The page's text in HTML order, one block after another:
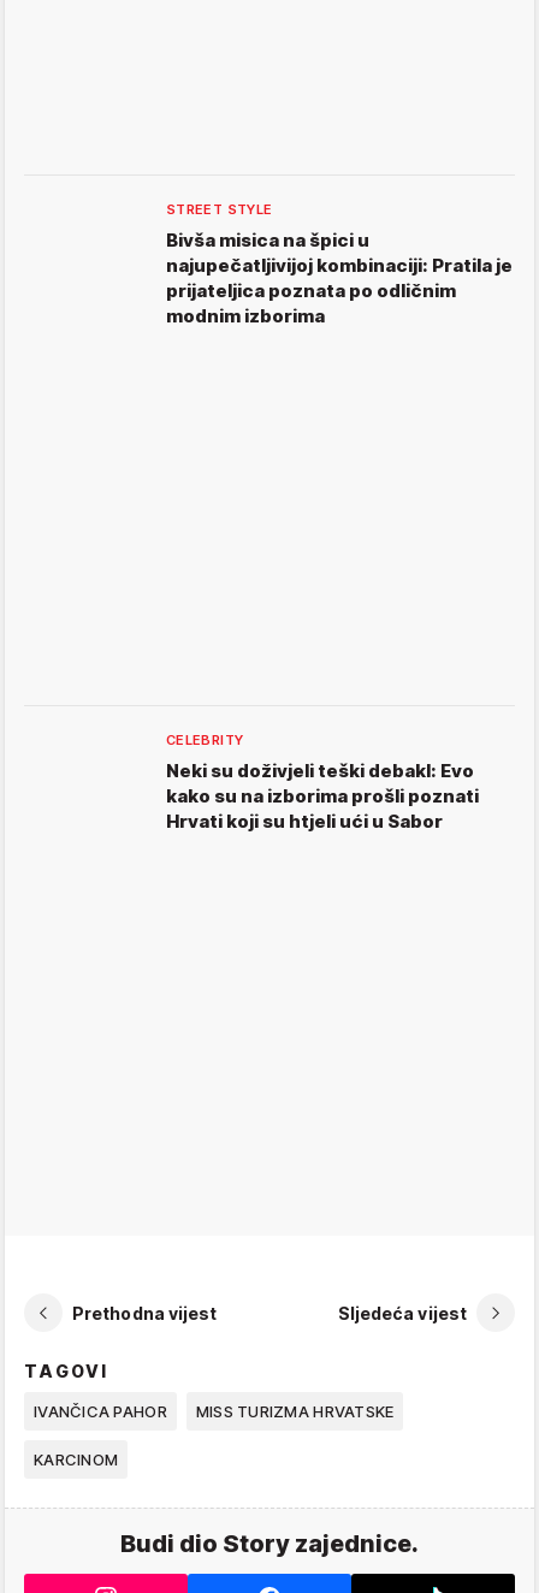
STREET STYLE
Bivša misica na špici u
najupečatljivijoj kombinaciji: Pratila je
prijateljica poznata po odličnim
modnim izborima
CELEBRITY
Neki su doživjeli teški debakl: Evo
kako su na izborima prošli poznati
Hrvati koji su htjeli ući u Sabor
Prethodna vijest Sljedeća vijest
TAGOVI
IVANČICA PAHOR MISS TURIZMA HRVATSKE
KARCINOM
Budi dio Story zajednice.